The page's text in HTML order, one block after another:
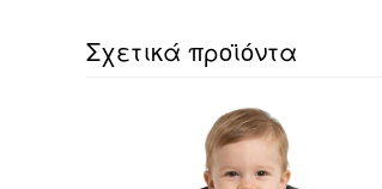
Σχετικά προϊόντα